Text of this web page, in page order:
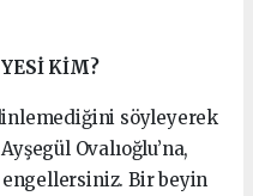
KİM?
söyleyerek
Ovalıoğlu’na,
engellersiniz. Bir beyin